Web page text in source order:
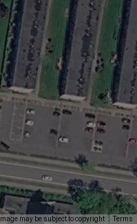
Image may be subject to copyright Terms